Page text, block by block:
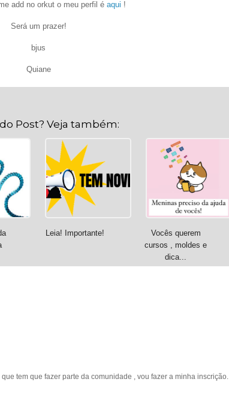
add no orkut o meu perfil é aqui !
Será um prazer!
bjus
Quiane
Post? Veja também:
Leia! Importante!
Vocês querem
cursos , moldes e
dica...
tem que fazer parte da comunidade , vou fazer a minha inscrição.